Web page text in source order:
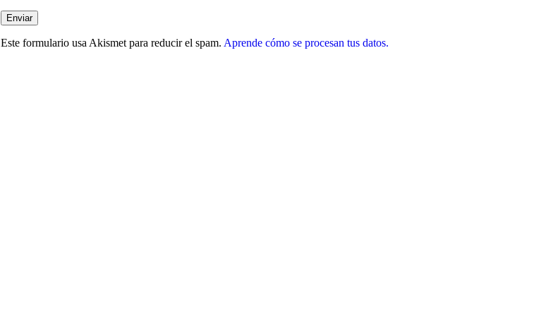
Este formulario usa Akismet para reducir el spam. Aprende cómo se procesan tus datos.